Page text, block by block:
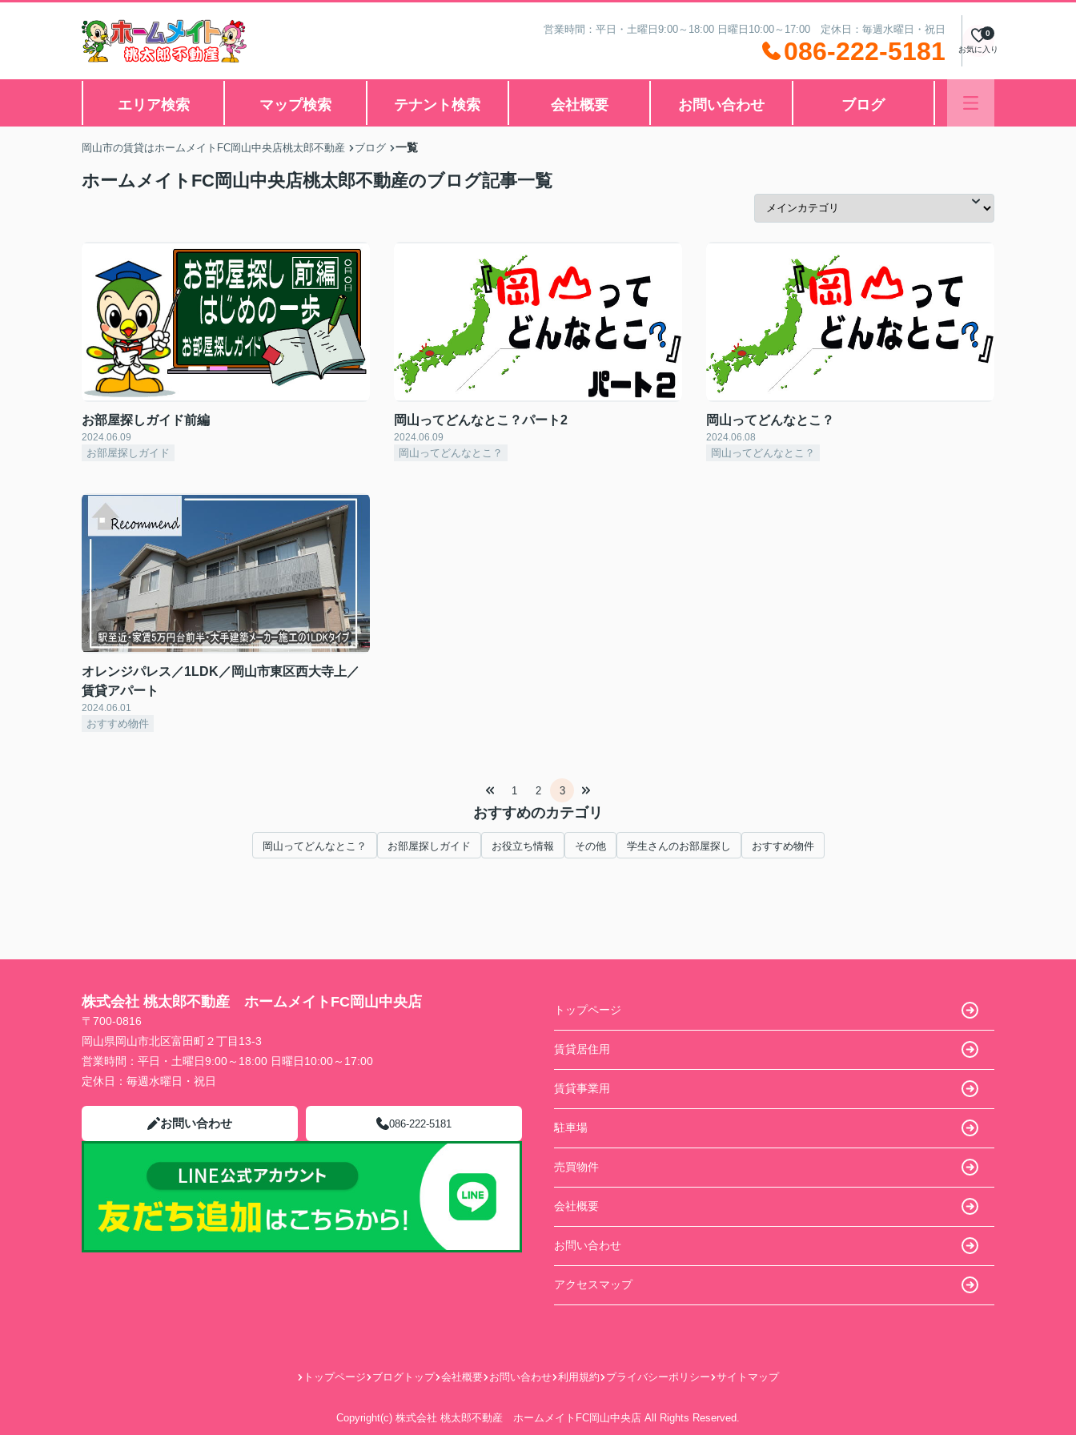
営業時間：平日・土曜日9:00～18:00 日曜日10:00～17:00 定休日：毎週水曜日・祝日
086-222-5181 お気に入り
0
エリア検索 マップ検索 テナント検索 会社概要 お問い合わせ ブログ
岡山市の賃貸はホームメイトFC岡山中央店桃太郎不動産 ブログ 一覧
ホームメイトFC岡山中央店桃太郎不動産のブログ記事一覧
お部屋探しガイド前編
2024.06.09
お部屋探しガイド
岡山ってどんなとこ？パート2
2024.06.09
岡山ってどんなとこ？
岡山ってどんなとこ？
2024.06.08
岡山ってどんなとこ？
オレンジパレス／1LDK／岡山市東区西大寺上／
賃貸アパート
2024.06.01
おすすめ物件
1 2 3
おすすめのカテゴリ
岡山ってどんなとこ？ お部屋探しガイド お役立ち情報 その他 学生さんのお部屋探し おすすめ物件
株式会社 桃太郎不動産 ホームメイトFC岡山中央店
〒700-0816
岡山県岡山市北区富田町２丁目13-3
営業時間： 平日・土曜日9:00～18:00 日曜日10:00～17:00
定休日： 毎週水曜日・祝日
お問い合わせ 086-222-5181
トップページ
賃貸居住用
賃貸事業用
駐車場
売買物件
会社概要
お問い合わせ
アクセスマップ
トップページ ブログトップ 会社概要 お問い合わせ 利用規約 プライバシーポリシー サイトマップ
Copyright(c) 株式会社 桃太郎不動産 ホームメイトFC岡山中央店 All Rights Reserved.